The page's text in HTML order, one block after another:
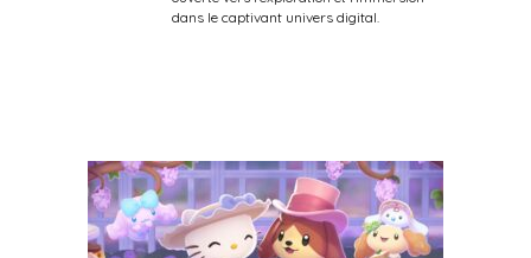
dans le captivant univers digital.